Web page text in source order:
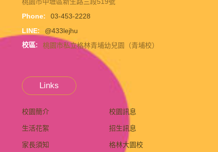
Phone:
03-453-2228
LINE:
@433lejhu
校區:
桃園市私立格林青埔幼兒園（青埔校）
Links
校園簡介 校園訊息
生活花絮 招生訊息
家長須知 格林大園校